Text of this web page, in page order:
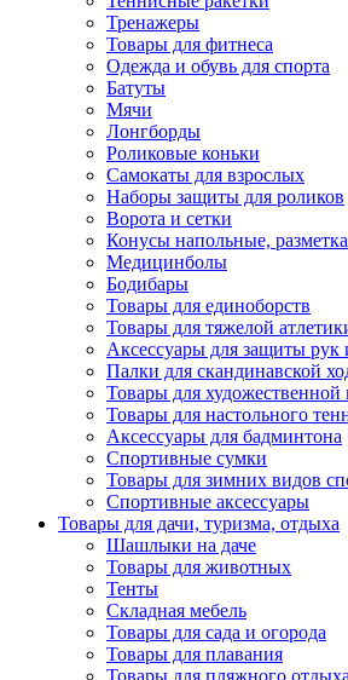
Тренажеры
Товары для фитнеса
Одежда и обувь для спорта
Батуты
Мячи
Лонгборды
Роликовые коньки
Самокаты для взрослых
Наборы защиты для роликов
Ворота и сетки
Конусы напольные, разметка
Медицинболы
Бодибары
Товары для единоборств
Товары для тяжелой
Аксессуары для защиты рук
Палки для скандинавской
Товары для художественной
Товары для настольного
Аксессуары для бадминтона
Спортивные сумки
Товары для зимних видов
Спортивные аксессуары
Товары для дачи, туризма, отдыха
Шашлыки на даче
Товары для животных
Тенты
Складная мебель
Товары для сада и огорода
Товары для плавания
Товары для пляжного отдыха